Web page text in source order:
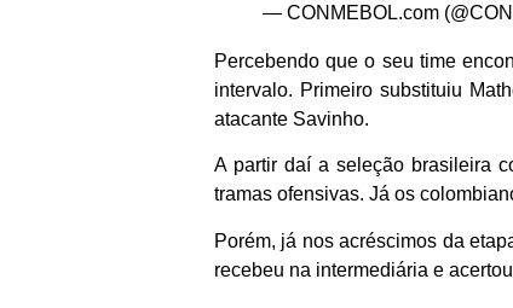
— CONMEBOL.com
Percebendo que o seu time
intervalo. Primeiro substituiu
atacante Savinho.
A partir daí a seleção brasileira
tramas ofensivas. Já os
Porém, já nos acréscimos da
recebeu na intermediária e